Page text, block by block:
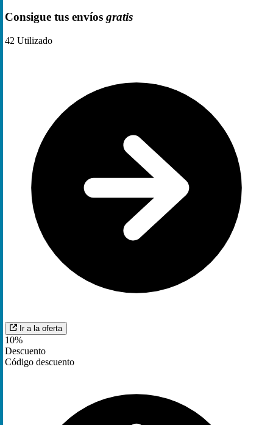
Consigue tus envíos gratis
42 Utilizado
Ir a la oferta
10%
Descuento
Código descuento